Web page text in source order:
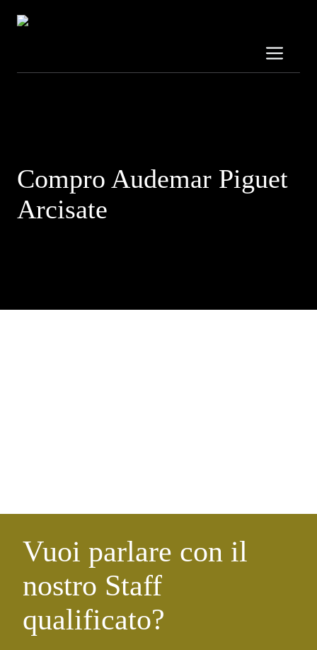
Compro Audemar Piguet
Arcisate
Vuoi parlare con il
nostro Staff
qualificato?